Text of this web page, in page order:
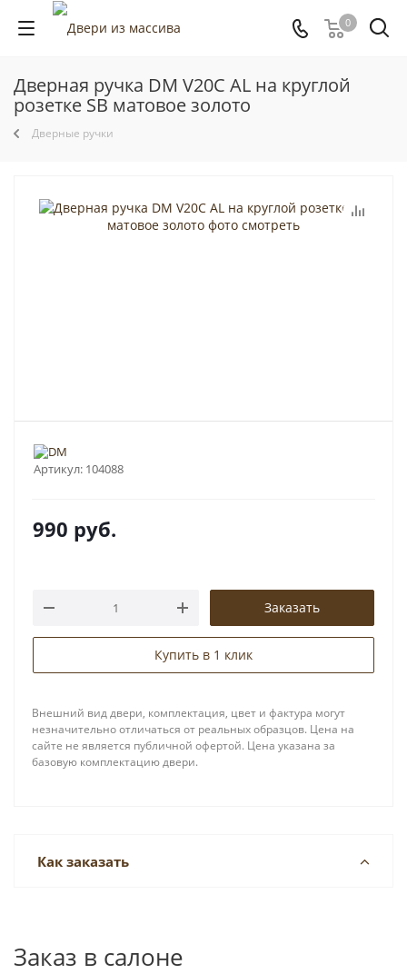
0
Дверная ручка DM V20C AL на круглой
розетке SB матовое золото
Дверные ручки
Артикул: 104088
990 руб.
Заказать
Купить в 1 клик
Внешний вид двери, комплектация, цвет и фактура могут
незначительно отличаться от реальных образцов. Цена на
сайте не является публичной офертой. Цена указана за
базовую комплектацию двери.
Как заказать
Заказ в салоне